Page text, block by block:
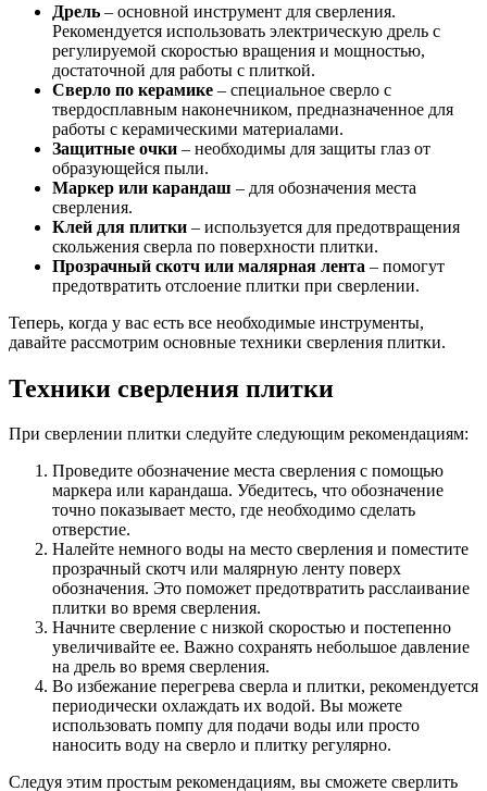
Дрель – основной инструмент для сверления.
Рекомендуется использовать электрическую дрель с
регулируемой скоростью вращения и мощностью,
достаточной для работы с плиткой.
Сверло по керамике – специальное сверло с
твердосплавным наконечником, предназначенное для
работы с керамическими материалами.
Защитные очки – необходимы для защиты глаз от
образующейся пыли.
Маркер или карандаш – для обозначения места
сверления.
Клей для плитки – используется для предотвращения
скольжения сверла по поверхности плитки.
Прозрачный скотч или малярная лента – помогут
предотвратить отслоение плитки при сверлении.
Теперь, когда у вас есть все необходимые инструменты,
давайте рассмотрим основные техники сверления плитки.
Техники сверления плитки
При сверлении плитки следуйте следующим рекомендациям:
Проведите обозначение места сверления с помощью
маркера или карандаша. Убедитесь, что обозначение
точно показывает место, где необходимо сделать
отверстие.
Налейте немного воды на место сверления и поместите
прозрачный скотч или малярную ленту поверх
обозначения. Это поможет предотвратить расслаивание
плитки во время сверления.
Начните сверление с низкой скоростью и постепенно
увеличивайте ее. Важно сохранять небольшое давление
на дрель во время сверления.
Во избежание перегрева сверла и плитки, рекомендуется
периодически охлаждать их водой. Вы можете
использовать помпу для подачи воды или просто
наносить воду на сверло и плитку регулярно.
Следуя этим простым рекомендациям, вы сможете сверлить